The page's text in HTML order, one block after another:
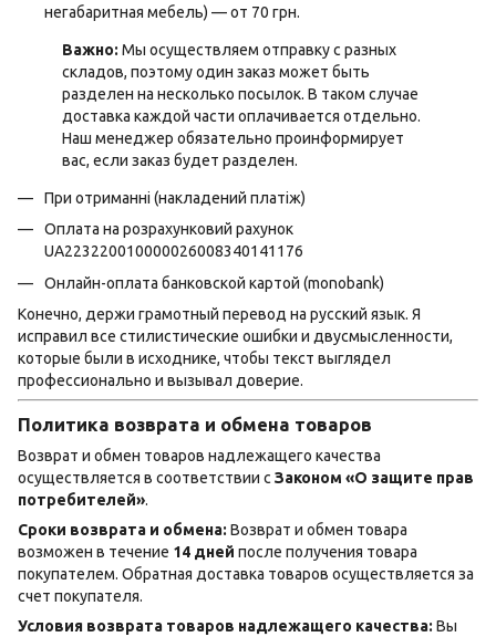
негабаритная мебель) — от 70 грн.
Важно: Мы осуществляем отправку с разных
складов, поэтому один заказ может быть
разделен на несколько посылок. В таком случае
доставка каждой части оплачивается отдельно.
Наш менеджер обязательно проинформирует
вас, если заказ будет разделен.
При отриманні (накладений платіж)
Оплата на розрахунковий рахунок
UA223220010000026008340141176
Онлайн-оплата банковской картой (monobank)
Конечно, держи грамотный перевод на русский язык. Я
исправил все стилистические ошибки и двусмысленности,
которые были в исходнике, чтобы текст выглядел
профессионально и вызывал доверие.
Политика возврата и обмена товаров
Возврат и обмен товаров надлежащего качества
осуществляется в соответствии с Законом «О защите прав
потребителей».
Сроки возврата и обмена: Возврат и обмен товара
возможен в течение 14 дней после получения товара
покупателем. Обратная доставка товаров осуществляется за
счет покупателя.
Условия возврата товаров надлежащего качества: Вы